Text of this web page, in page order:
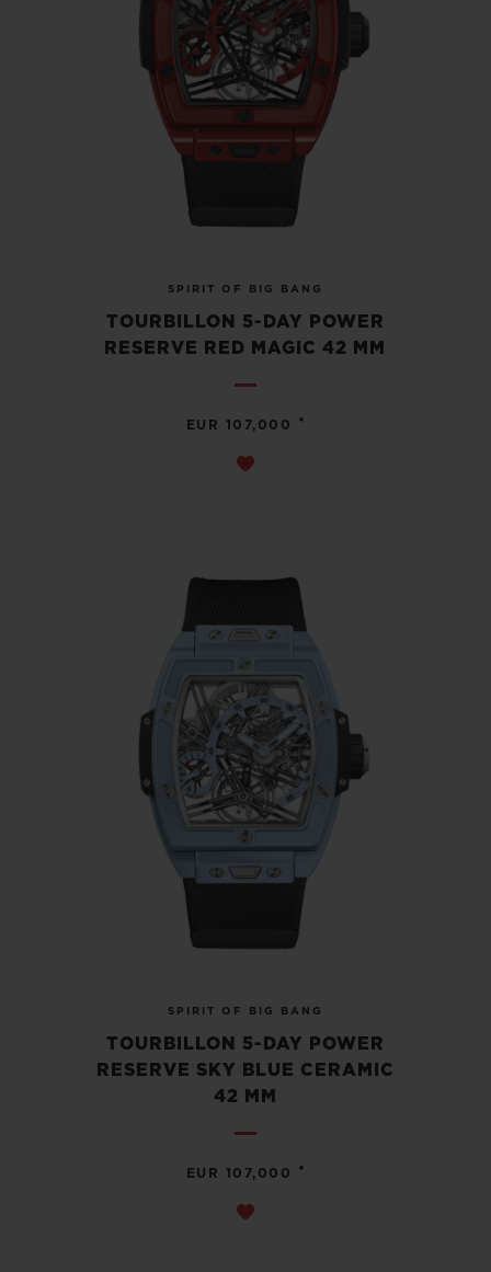
SPIRIT OF BIG BANG
TOURBILLON 5-DAY POWER
RESERVE RED MAGIC 42 MM
EUR 107,000 •
SPIRIT OF BIG BANG
TOURBILLON 5-DAY POWER
RESERVE SKY BLUE CERAMIC
42 MM
EUR 107,000 •